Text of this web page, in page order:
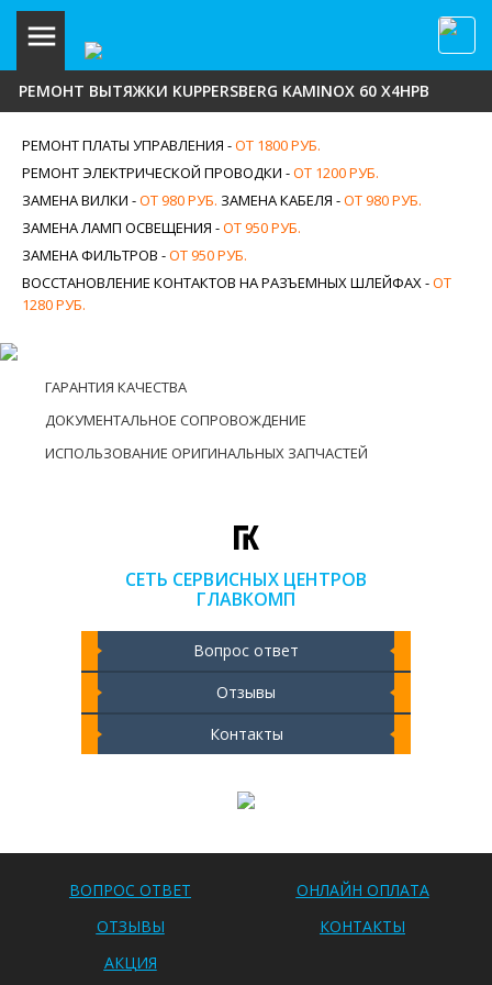
СЕТЬ СЕРВИСНЫХ ЦЕНТРОВ
ГЛАВКОМП
Вопрос ответ
Отзывы
Контакты
РЕМОНТ ВЫТЯЖКИ KUPPERSBERG KAMINOX 60 X4HPB
РЕМОНТ ПЛАТЫ УПРАВЛЕНИЯ -ОТ 1800 РУБ.
РЕМОНТ ЭЛЕКТРИЧЕСКОЙ ПРОВОДКИ -ОТ 1200 РУБ.
ЗАМЕНА ВИЛКИ -ОТ 980 РУБ. ЗАМЕНА КАБЕЛЯ -ОТ 980 РУБ.
ЗАМЕНА ЛАМП ОСВЕЩЕНИЯ -ОТ 950 РУБ.
ЗАМЕНА ФИЛЬТРОВ -ОТ 950 РУБ.
ВОССТАНОВЛЕНИЕ КОНТАКТОВ НА РАЗЪЕМНЫХ ШЛЕЙФАХ -ОТ
1280 РУБ.
ГАРАНТИЯ КАЧЕСТВА
ДОКУМЕНТАЛЬНОЕ СОПРОВОЖДЕНИЕ
ИСПОЛЬЗОВАНИЕ ОРИГИНАЛЬНЫХ ЗАПЧАСТЕЙ
ВОПРОС ОТВЕТ
ОНЛАЙН ОПЛАТА
ОТЗЫВЫ
КОНТАКТЫ
АКЦИЯ